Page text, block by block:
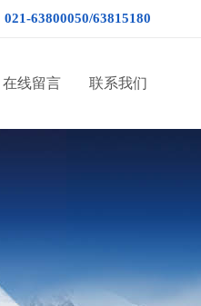
021-63800050/63815180
在线留言 联系我们